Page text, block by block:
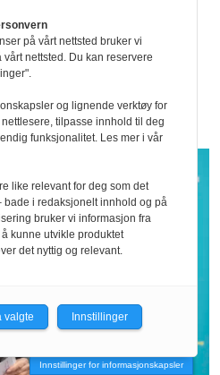
nok mer
da vi var
Innstillinger for informasjonskapsler
på vårt nettsted bruker vi
nettsted. Du kan reservere
og lignende verktøy for
tilpasse innhold til deg
funksjonalitet. Les mer i vår
like relevant for deg som det
i redaksjonelt innhold og på
bruker vi informasjon fra
kunne utvikle produktet
det nyttig og relevant.
valgte Innstillinger